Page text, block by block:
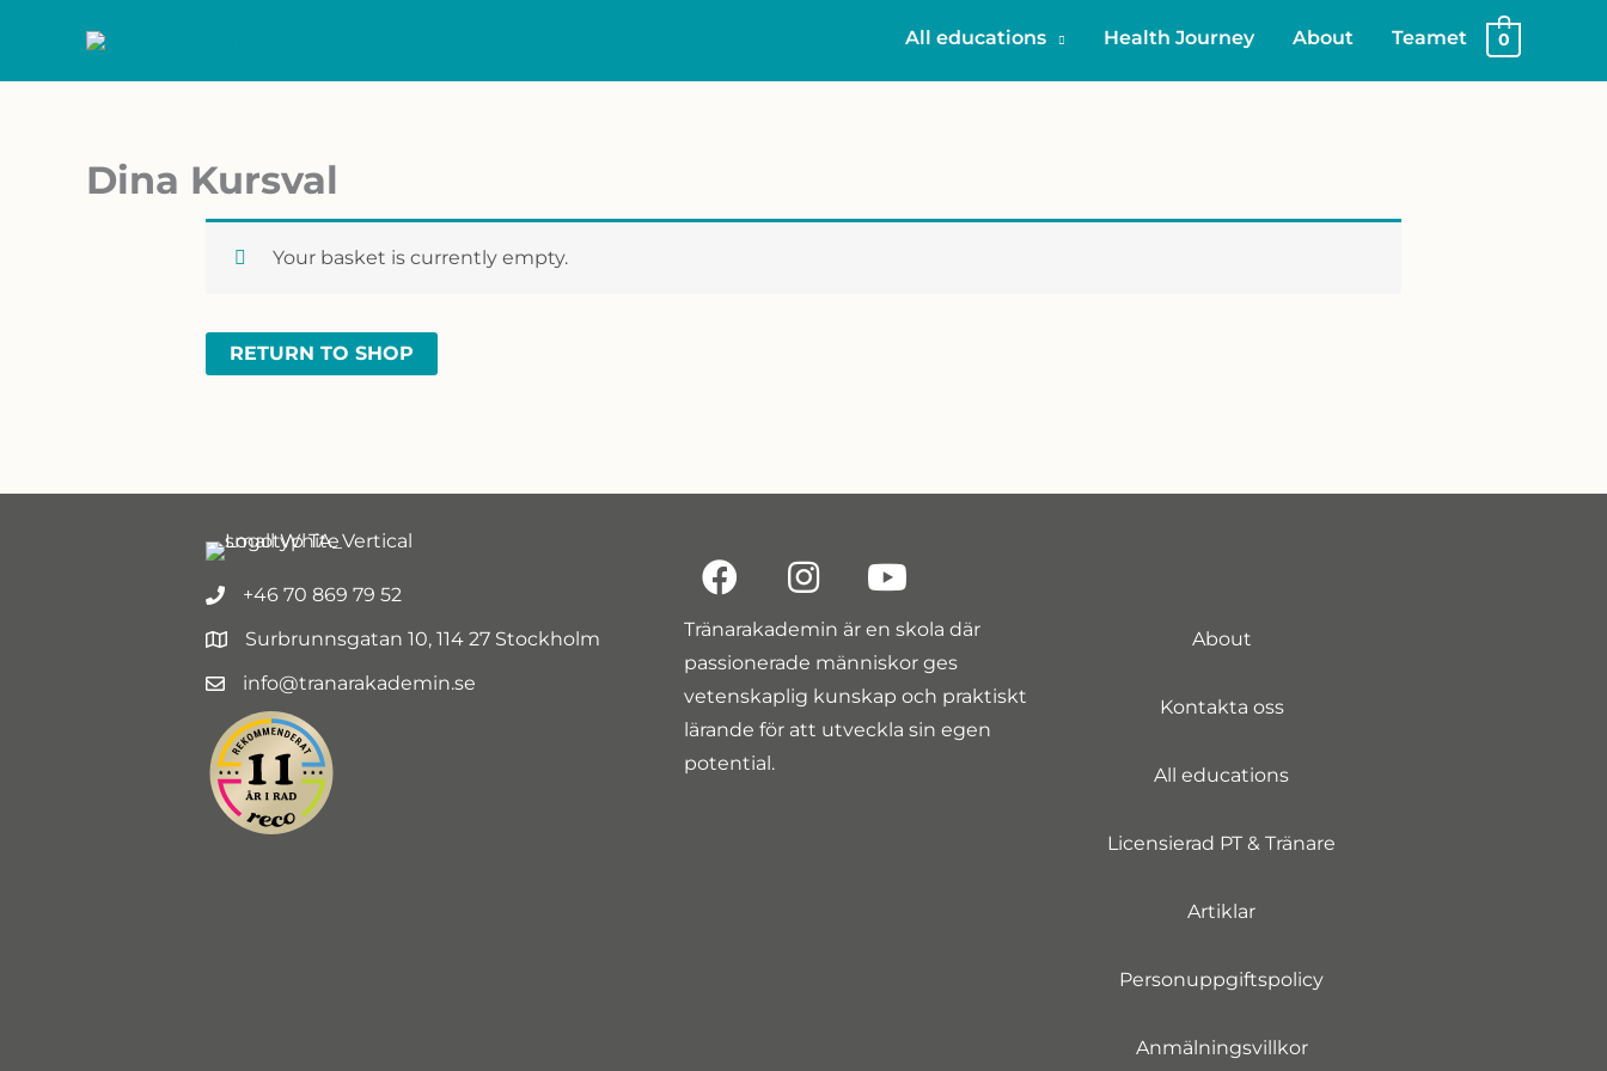
content
All educations Health Journey About Teamet 0
Dina Kursval
Your basket is currently empty.
RETURN TO SHOP
+46 70 869 79 52
Surbrunnsgatan 10, 114 27 Stockholm
info@tranarakademin.se
Tränarakademin är en skola där
passionerade människor ges
vetenskaplig kunskap och praktiskt
lärande för att utveckla sin egen
potential.
About
Kontakta oss
All educations
Licensierad PT & Tränare
Artiklar
Personuppgiftspolicy
Anmälningsvillkor